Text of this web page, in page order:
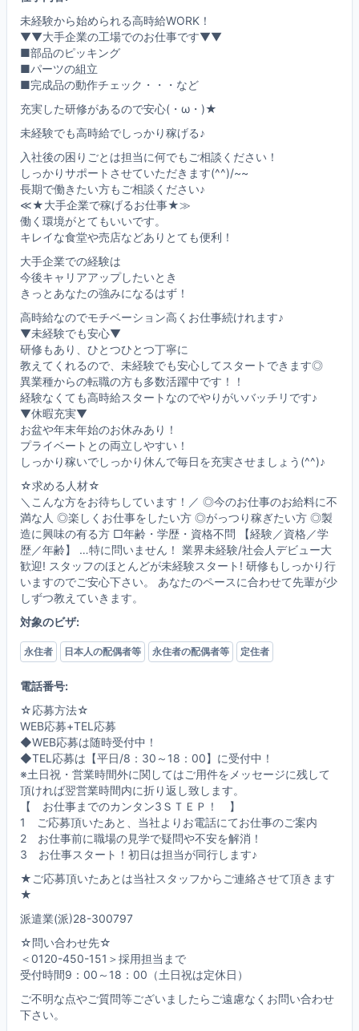
未経験から始められる高時給WORK！
▼▼大手企業の工場でのお仕事です▼▼
■部品のピッキング
■パーツの組立
■完成品の動作チェック・・・など
充実した研修があるので安心(・ω・)★
未経験でも高時給でしっかり稼げる♪
入社後の困りごとは担当に何でもご相談ください！
しっかりサポートさせていただきます(^^)/~~
長期で働きたい方もご相談ください♪
≪★大手企業で稼げるお仕事★≫
働く環境がとてもいいです。
キレイな食堂や売店などありとても便利！
大手企業での経験は
今後キャリアアップしたいとき
きっとあなたの強みになるはず！
高時給なのでモチベーション高くお仕事続けれます♪
▼未経験でも安心▼
研修もあり、ひとつひとつ丁寧に
教えてくれるので、未経験でも安心してスタートできます◎
異業種からの転職の方も多数活躍中です！！
経験なくても高時給スタートなのでやりがいバッチリです♪
▼休暇充実▼
お盆や年末年始のお休みあり！
プライベートとの両立しやすい！
しっかり稼いでしっかり休んで毎日を充実させましょう(^^)♪
☆求める人材☆
＼こんな方をお待ちしています！／ ◎今のお仕事のお給料に不
満な人 ◎楽しくお仕事をしたい方 ◎がっつり稼ぎたい方 ◎製
造に興味の有る方 □年齢・学歴・資格不問 【経験／資格／学
歴／年齢】 …特に問いません！ 業界未経験/社会人デビュー大
歓迎! スタッフのほとんどが未経験スタート! 研修もしっかり行
いますのでご安心下さい。 あなたのペースに合わせて先輩が少
しずつ教えていきます。
対象のビザ:
永住者 日本人の配偶者等 永住者の配偶者等 定住者
電話番号:
☆応募方法☆
WEB応募+TEL応募
◆WEB応募は随時受付中！
◆TEL応募は【平日/8：30～18：00】に受付中！
※土日祝・営業時間外に関してはご用件をメッセージに残して
頂ければ翌営業時間内に折り返し致します。
【 お仕事までのカンタン3ＳＴＥＰ！ 】
1 ご応募頂いたあと、当社よりお電話にてお仕事のご案内
2 お仕事前に職場の見学で疑問や不安を解消！
3 お仕事スタート！初日は担当が同行します♪
★ご応募頂いたあとは当社スタッフからご連絡させて頂きます
★
派遣業(派)28-300797
☆問い合わせ先☆
＜0120-450-151＞採用担当まで
受付時間9：00～18：00（土日祝は定休日）
ご不明な点やご質問等ございましたらご遠慮なくお問い合わせ
下さい。